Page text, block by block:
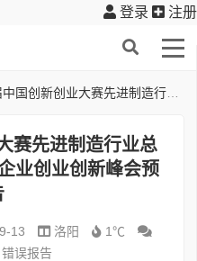
登录 注册
业大赛先进制造行业总决赛暨2017国家小微企业创业创新峰会预告
赛先进制造行业总
业创业创新峰会预
13 洛阳
1℃
错误报告